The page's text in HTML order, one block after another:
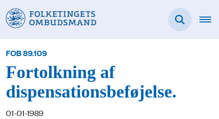
FOB 89.109
Fortolkning af
dispensationsbeføjelse.
01-01-1989